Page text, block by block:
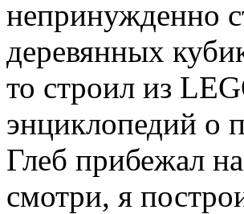
непринужденно
деревянных
то строил из
энциклопедий о
Глеб прибежал
смотри, я